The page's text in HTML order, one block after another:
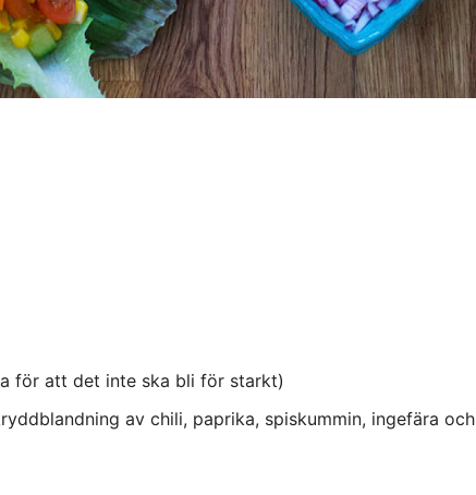
för att det inte ska bli för starkt)
av chili, paprika, spiskummin, ingefära och